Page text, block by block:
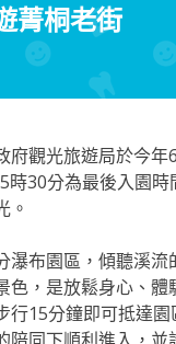
菁桐老街
觀光旅遊局於今
30分為最後入園
。
布園區，傾聽溪
，是放鬆身心、
行15分鐘即可抵達